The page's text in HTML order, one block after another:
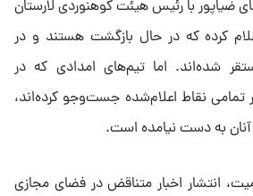
که آقای ضیاپور با رئیس هیئت کوهنوردی لارستان
کرده که در حال بازگشت هستند و در
شده‌اند. اما تیم‌های امدادی که در
نقاط اعلام‌شده جست‌و‌جو کرده‌اند،
آنان به دست نیامده است.
انتشار اخبار متناقض در فضای مجازی